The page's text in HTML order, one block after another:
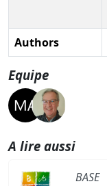
Authors
Equipe
A lire aussi
BASE